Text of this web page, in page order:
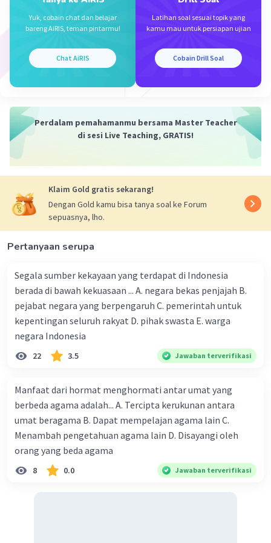
* Penganugerahan tanda jasa dan kehormatan
Pasal 162
* Memegang kekuasaan pemerintahan menurut
Pasal 4 ayat 1
menjalankan undang-undang
Pasal 5 ayat 2
Pasal 23 ayat 2
* Menetapkan kebijakan moneter dan fiskal
Pasal 23 ayat 2
* Membentuk dan membubarkan kementerian
negara
Pasal 17 ayat 2
memaksa
Pasal 22 ayat 1
* Menetapkan hakim agung
Pasal 24 ayat 2
* Mengangkat dan memberhentikan menteri-
menteri
Pasal 17 ayat 2
mendesak
Pasal 123
Tugas-tugas Presiden RI sebagai kepala negara
dan kepala pemerintahan merupakan bagian dari
tugas-tugas eksekutif dalam sistem
pemerintahan Indonesia. Tugas-tugas ini diatur
dalam UUD NRI tahun 1945 sebagai landasan
Yuk, cobain chat dan belajar
bareng AiRIS, teman pintarmu!
Chat AiRIS
Latihan soal sesuai topik yang
kamu mau untuk persiapan ujian
Cobain Drill Soal
Perdalam pemahamanmu bersama Master Teacher
di sesi Live Teaching, GRATIS!
Klaim Gold gratis sekarang!
Dengan Gold kamu bisa tanya soal ke Forum
sepuasnya, lho.
Pertanyaan serupa
Segala sumber kekayaan yang terdapat di Indonesia
berada di bawah kekuasaan ... A. negara bekas penjajah B.
pejabat negara yang berpengaruh C. pemerintah untuk
kepentingan seluruh rakyat D. pihak swasta E. warga
negara Indonesia
22 3.5 Jawaban terverifikasi
Manfaat dari hormat menghormati antar umat yang
berbeda agama adalah... A. Tercipta kerukunan antara
umat beragama B. Dapat mempelajan agama lain C.
Menambah pengetahuan agama lain D. Disayangi oleh
orang yang beda agama
8 0.0 Jawaban terverifikasi